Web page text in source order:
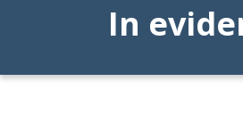
In